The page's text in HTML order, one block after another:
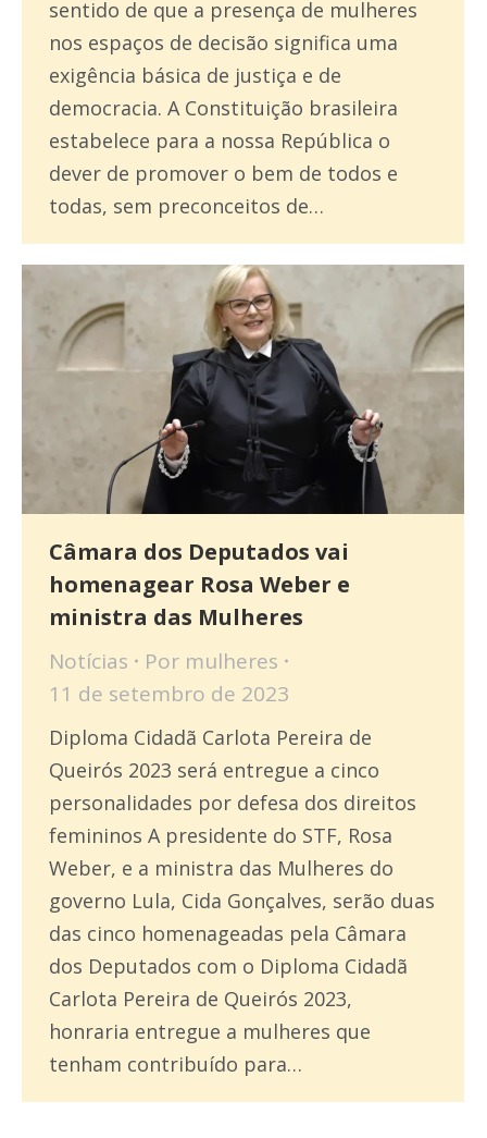
sentido de que a presença de mulheres
nos espaços de decisão significa uma
exigência básica de justiça e de
democracia. A Constituição brasileira
estabelece para a nossa República o
dever de promover o bem de todos e
todas, sem preconceitos de…
Câmara dos Deputados vai
homenagear Rosa Weber e
ministra das Mulheres
Notícias Por mulheres
11 de setembro de 2023
Diploma Cidadã Carlota Pereira de
Queirós 2023 será entregue a cinco
personalidades por defesa dos direitos
femininos A presidente do STF, Rosa
Weber, e a ministra das Mulheres do
governo Lula, Cida Gonçalves, serão duas
das cinco homenageadas pela Câmara
dos Deputados com o Diploma Cidadã
Carlota Pereira de Queirós 2023,
honraria entregue a mulheres que
tenham contribuído para…